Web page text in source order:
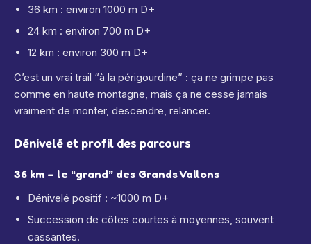
36 km : environ 1000 m D+
24 km : environ 700 m D+
12 km : environ 300 m D+
C’est un vrai trail “à la périgourdine” : ça ne grimpe pas
comme en haute montagne, mais ça ne cesse jamais
vraiment de monter, descendre, relancer.
Dénivelé et profil des parcours
36 km – le “grand” des Grands Vallons
Dénivelé positif : ~1000 m D+
Succession de côtes courtes à moyennes, souvent
cassantes.